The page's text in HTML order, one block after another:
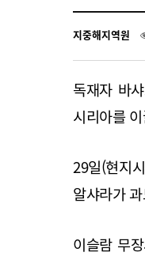
지중해지역원
독재자 바
시리아를
29일(현지
알샤라가
이슬람 무